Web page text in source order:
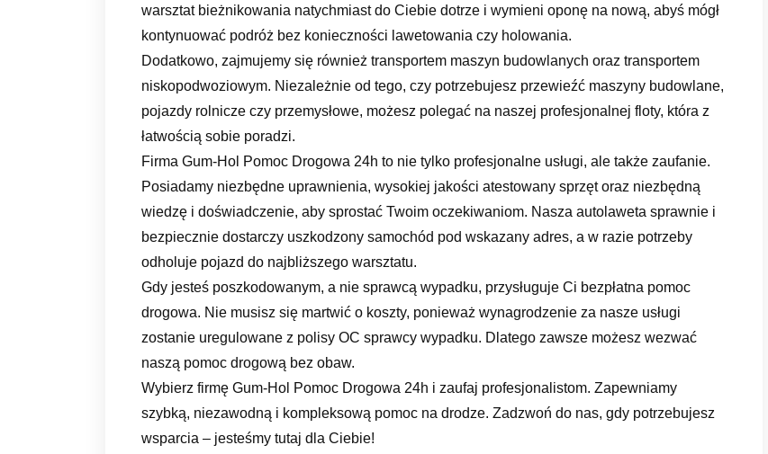
warsztat bieżnikowania natychmiast do Ciebie dotrze i wymieni oponę na nową, abyś mógł
kontynuować podróż bez konieczności lawetowania czy holowania.
Dodatkowo, zajmujemy się również transportem maszyn budowlanych oraz transportem
niskopodwoziowym. Niezależnie od tego, czy potrzebujesz przewieźć maszyny budowlane,
pojazdy rolnicze czy przemysłowe, możesz polegać na naszej profesjonalnej floty, która z
łatwością sobie poradzi.
Firma Gum-Hol Pomoc Drogowa 24h to nie tylko profesjonalne usługi, ale także zaufanie.
Posiadamy niezbędne uprawnienia, wysokiej jakości atestowany sprzęt oraz niezbędną
wiedzę i doświadczenie, aby sprostać Twoim oczekiwaniom. Nasza autolaweta sprawnie i
bezpiecznie dostarczy uszkodzony samochód pod wskazany adres, a w razie potrzeby
odholuje pojazd do najbliższego warsztatu.
Gdy jesteś poszkodowanym, a nie sprawcą wypadku, przysługuje Ci bezpłatna pomoc
drogowa. Nie musisz się martwić o koszty, ponieważ wynagrodzenie za nasze usługi
zostanie uregulowane z polisy OC sprawcy wypadku. Dlatego zawsze możesz wezwać
naszą pomoc drogową bez obaw.
Wybierz firmę Gum-Hol Pomoc Drogowa 24h i zaufaj profesjonalistom. Zapewniamy
szybką, niezawodną i kompleksową pomoc na drodze. Zadzwoń do nas, gdy potrzebujesz
wsparcia – jesteśmy tutaj dla Ciebie!